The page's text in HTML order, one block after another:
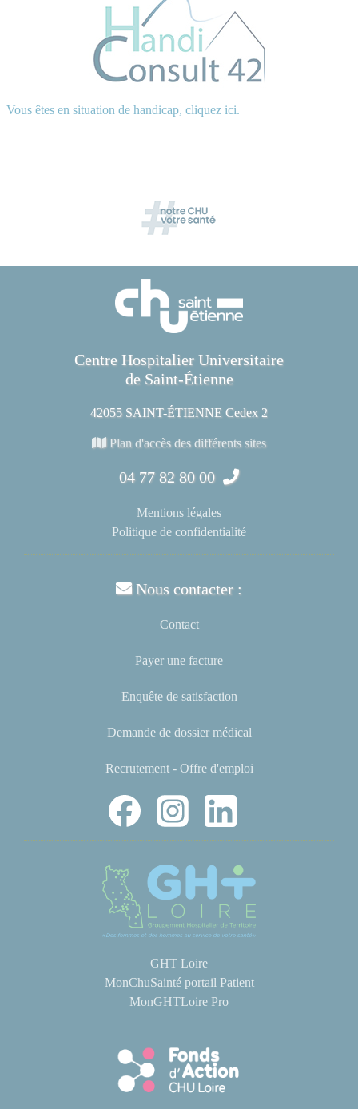
Vous êtes en situation de handicap, cliquez ici.
Centre Hospitalier Universitaire
de Saint-Étienne
42055 SAINT-ÉTIENNE Cedex 2
Plan d'accès des différents sites
04 77 82 80 00
Mentions légales
Politique de confidentialité
Nous contacter :
Contact
Payer une facture
Enquête de satisfaction
Demande de dossier médical
Recrutement - Offre d'emploi
GHT Loire
MonChuSainté portail Patient
MonGHTLoire Pro